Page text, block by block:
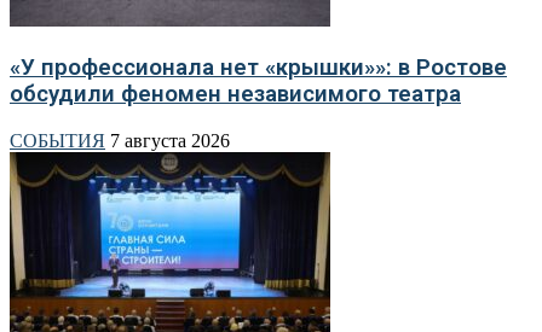
«У профессионала нет «крышки»»: в Ростове
обсудили феномен независимого театра
СОБЫТИЯ 7 августа 2026